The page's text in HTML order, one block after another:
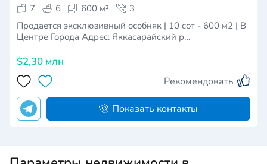
7
6 600 м²
3
Продается эксклюзивный особняк | 10 cот - 600 м2 | В
Центре Города Адрес: Яккасарайский р…
$2,30 млн
Рекомендовать
Показать контакты